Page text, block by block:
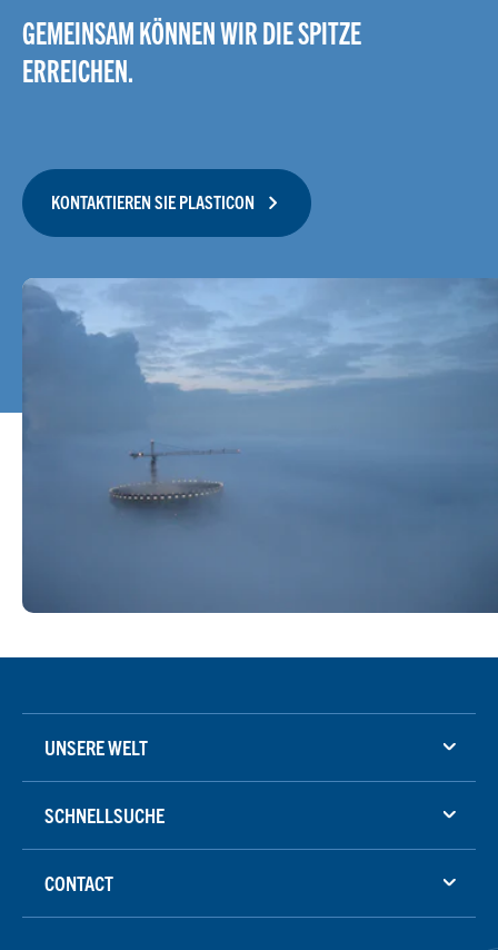
GEMEINSAM KÖNNEN WIR DIE SPITZE
ERREICHEN.
KONTAKTIEREN SIE PLASTICON
UNSERE WELT
SCHNELLSUCHE
CONTACT